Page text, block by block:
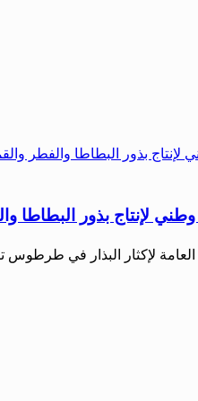
لإنتاج بذور البطاطا
لإكثار البذار في